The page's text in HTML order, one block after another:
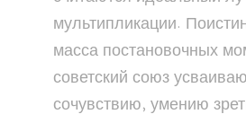
мультипликации.
масса постановочных
советский союз
сочувствию, умению